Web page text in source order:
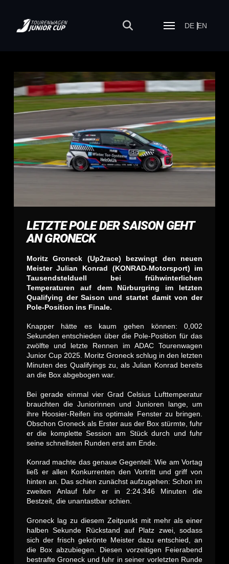
DE EN
LETZTE POLE DER SAISON GEHT
AN GRONECK
Moritz Groneck (Up2race) bezwingt den neuen
Meister Julian Konrad (KONRAD-Motorsport) im
Tausendstelduell bei frühwinterlichen
Temperaturen auf dem Nürburgring im letzten
Qualifying der Saison und startet damit von der
Pole-Position ins Finale.
Knapper hätte es kaum gehen können: 0,002
Sekunden entschieden über die Pole-Position für das
zwölfte und letzte Rennen im ADAC Tourenwagen
Junior Cup 2025. Moritz Groneck schlug in den letzten
Minuten des Qualifyings zu, als Julian Konrad bereits
an die Box abgebogen war.
Bei gerade einmal vier Grad Celsius Lufttemperatur
brauchten die Juniorinnen und Junioren lange, um
ihre Hoosier-Reifen ins optimale Fenster zu bringen.
Obschon Groneck als Erster aus der Box stürmte, fuhr
er die komplette Session am Stück durch und fuhr
seine schnellsten Runden erst am Ende.
Konrad machte das genaue Gegenteil: Wie am Vortag
ließ er allen Konkurrenten den Vortritt und griff von
hinten an. Das schien zunächst aufzugehen: Schon im
zweiten Anlauf fuhr er in 2:24.346 Minuten die
Bestzeit, die unantastbar schien.
Groneck lag zu diesem Zeitpunkt mit mehr als einer
halben Sekunde Rückstand auf Platz zwei, sodass
sich der frisch gekrönte Meister dazu entschied, an
die Box abzubiegen. Diesen vorzeitigen Feierabend
bestrafte Groneck und fuhr in seiner vorletzten Runde